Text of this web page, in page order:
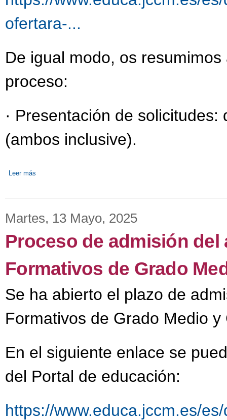
ofertara-...
De igual modo, os
proceso:
· Presentación de
(ambos inclusive).
Leer más
Martes, 13 Mayo, 2025
Proceso de admisión
Formativos de Grado
Se ha abierto el plazo de
Formativos de Grado Medio y
En el siguiente enlace se
del Portal de educación:
https://www.educa.jccm.es/